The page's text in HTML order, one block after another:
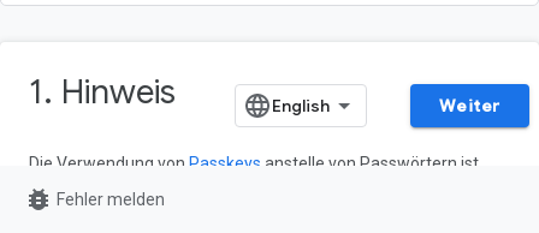
1. Hinweis
Die Verwendung von Passkeys anstelle von Passwörtern ist
eine hervorragende Möglichkeit für Websites, die Nutzerkonten
Weiter
bug_report Fehler melden